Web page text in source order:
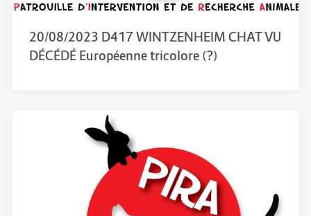
20/08/2023 D417 WINTZENHEIM CHAT VU
DÉCÉDÉ Européenne tricolore (?)